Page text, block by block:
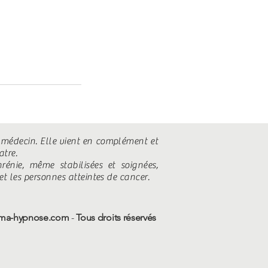
Elle vient en complément et
même stabilisées et soignées,
les personnes atteintes de cancer.
hypnose.com -Tous droits réservés